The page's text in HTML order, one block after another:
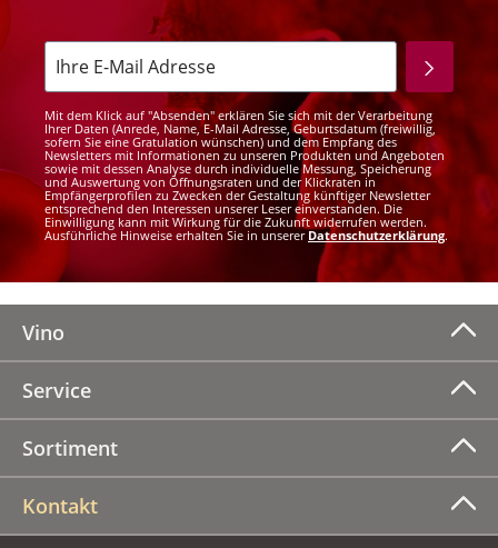
Mit dem Klick auf "Absenden" erklären Sie sich mit der Verarbeitung
Ihrer Daten (Anrede, Name, E-Mail Adresse, Geburtsdatum (freiwillig,
sofern Sie eine Gratulation wünschen) und dem Empfang des
Newsletters mit Informationen zu unseren Produkten und Angeboten
sowie mit dessen Analyse durch individuelle Messung, Speicherung
und Auswertung von Öffnungsraten und der Klickraten in
Empfängerprofilen zu Zwecken der Gestaltung künftiger Newsletter
entsprechend den Interessen unserer Leser einverstanden. Die
Einwilligung kann mit Wirkung für die Zukunft widerrufen werden.
Ausführliche Hinweise erhalten Sie in unsererDatenschutzerklärung.
Vino
Service
Sortiment
Kontakt